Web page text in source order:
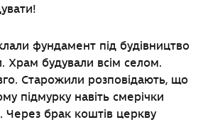
фундамент під будівництво
Храм будували всім селом.
Старожили розповідають, що
підмурку навіть смерічки
Через брак коштів церкву